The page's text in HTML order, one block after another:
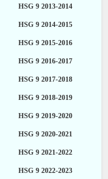
HSG 9 2013-2014
HSG 9 2014-2015
HSG 9 2015-2016
HSG 9 2016-2017
HSG 9 2017-2018
HSG 9 2018-2019
HSG 9 2019-2020
HSG 9 2020-2021
HSG 9 2021-2022
HSG 9 2022-2023